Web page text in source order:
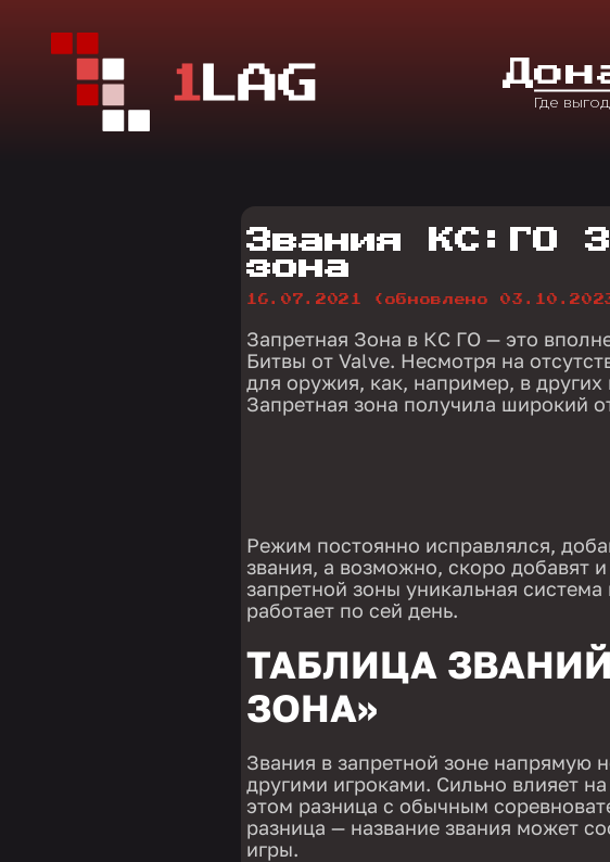
Д
Звания КС:ГО
зона
16.07.2021 (обновлено
Запретная Зона в КС ГО — это
Битвы от Valve. Несмотря на
для оружия, как, например, в
Запретная зона получила широкий
Режим постоянно исправлялся,
звания, а возможно, скоро добавят и
запретной зоны уникальная
работает по сей день.
ТАБЛИЦА
ЗОНА»
Звания в запретной зоне напрямую
другими игроками. Сильно влияет
этом разница с обычным
разница — название звания может
игры.